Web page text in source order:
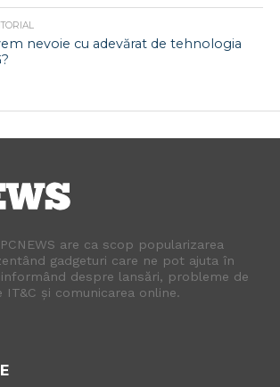
nevoie cu adevărat de tehnologia
are ca scop popularizarea
gadgeturi care ne pot ajuta în
despre lansări, probleme de
IT&C și comunicarea online.